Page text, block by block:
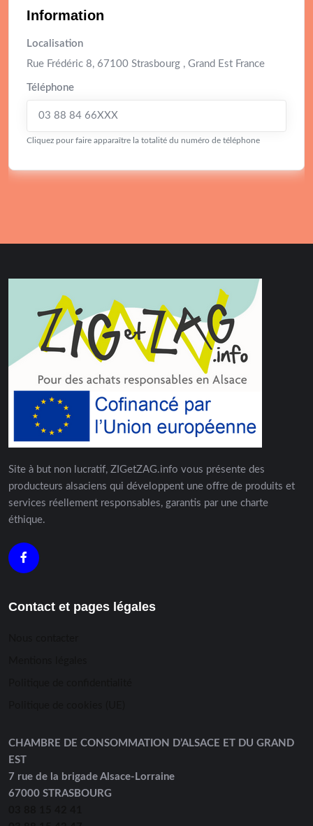
Information
Localisation
Rue Frédéric 8, 67100 Strasbourg , Grand Est France
Téléphone
03 88 84 66XXX
Cliquez pour faire apparaître la totalité du numéro de téléphone
Site à but non lucratif, ZIGetZAG.info vous présente des
producteurs alsaciens qui développent une offre de produits et
services réellement responsables, garantis par une charte
éthique.
Contact et pages légales
CHAMBRE DE CONSOMMATION D’ALSACE ET DU GRAND
EST
7 rue de la brigade Alsace-Lorraine
67000 STRASBOURG